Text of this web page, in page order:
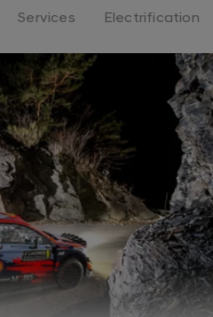
Services Electrification